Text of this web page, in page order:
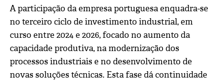
A participação da empresa portuguesa enquadra-se
no terceiro ciclo de investimento industrial, em
curso entre 2024 e 2026, focado no aumento da
capacidade produtiva, na modernização dos
processos industriais e no desenvolvimento de
novas soluções técnicas. Esta fase dá continuidade